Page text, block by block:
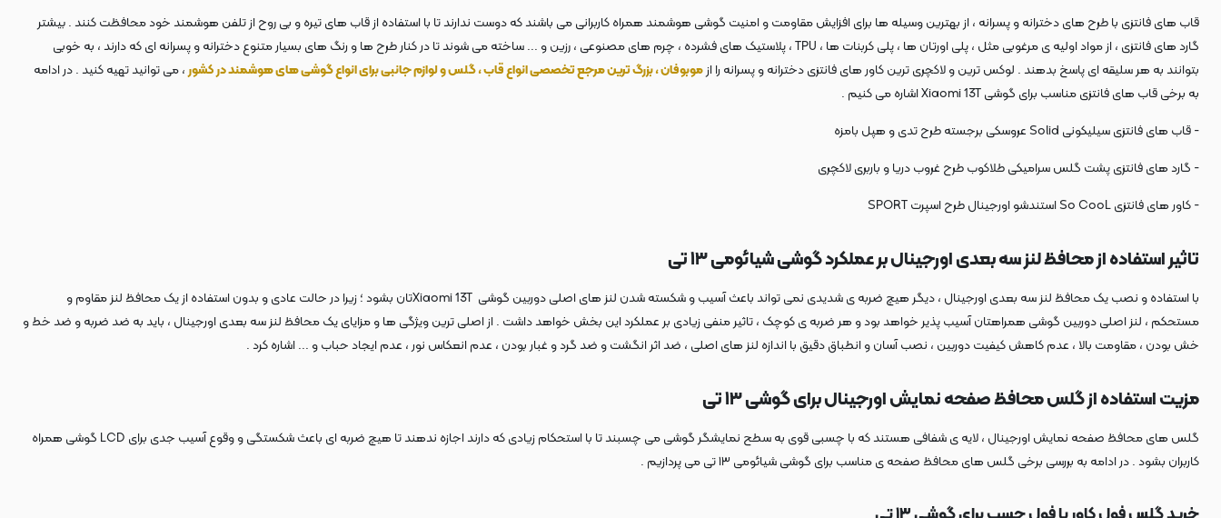
قاب های فانتزی با طرح های دخترانه و پسرانه ، از بهترین وسیله ها برای افزایش مقاومت و امنیت گوشی هوشمند همراه کاربرانی می باشند که دوست ندارند تا با استفاده از قاب های تیره و بی روح از تلفن هوشمند خود محافظت کنند . بیشتر
گارد های فانتزی ، از مواد اولیه ی مرغوبی مثل ، پلی اورتان ها ، پلی کربنات ها ، TPU ، پلاستیک های فشرده ، چرم های مصنوعی ، رزین و ... ساخته می شوند تا در کنار طرح ها و رنگ های بسیار متنوع دخترانه و پسرانه ای که دارند ، به خوبی
بتوانند به هر سلیقه ای پاسخ بدهند . لوکس ترین و لاکچری ترین کاور های فانتزی دخترانه و پسرانه را ازموبوفان ، بزرگ ترین مرجع تخصصی انواع قاب ، گلس و لوازم جانبی برای انواع گوشی های هوشمند در کشور، می توانید تهیه کنید . در ادامه
به برخی قاب های فانتزی مناسب برای گوشی Xiaomi 13T اشاره می کنیم .
- قاب های فانتزی سیلیکونی Solid عروسکی برجسته طرح تدی و هپل بامزه
- گارد های فانتزی پشت گلس سرامیکی طلاکوب طرح غروب دریا و باربری لاکچری
- کاور های فانتزی So CooL استندشو اورجینال طرح اسپرت SPORT
تاثیر استفاده از محافظ لنز سه بعدی اورجینال بر عملکرد گوشی شیائومی ۱۳ تی
با استفاده و نصب یک محافظ لنز سه بعدی اورجینال ، دیگر هیچ ضربه ی شدیدی نمی تواند باعث آسیب و شکسته شدن لنز های اصلی دوربین گوشی Xiaomi 13Tتان بشود ؛ زیرا در حالت عادی و بدون استفاده از یک محافظ لنز مقاوم و
مستحکم ، لنز اصلی دوربین گوشی همراهتان آسیب پذیر خواهد بود و هر ضربه ی کوچک ، تاثیر منفی زیادی بر عملکرد این بخش خواهد داشت . از اصلی ترین ویژگی ها و مزایای یک محافظ لنز سه بعدی اورجینال ، باید به ضد ضربه و ضد خط و
خش بودن ، مقاومت بالا ، عدم کاهش کیفیت دوربین ، نصب آسان و انطباق دقیق با اندازه لنز های اصلی ، ضد اثر انگشت و ضد گرد و غبار بودن ، عدم انعکاس نور ، عدم ایجاد حباب و ... اشاره کرد .
مزیت استفاده از گلس محافظ صفحه نمایش اورجینال برای گوشی ۱۳ تی
گلس های محافظ صفحه نمایش اورجینال ، لایه ی شفافی هستند که با چسبی قوی به سطح نمایشگر گوشی می چسبند تا با استحکام زیادی که دارند اجازه ندهند تا هیچ ضربه ای باعث شکستگی و وقوع آسیب جدی برای LCD گوشی همراه
کاربران بشود . در ادامه به بررسی برخی گلس های محافظ صفحه ی مناسب برای گوشی شیائومی ۱۳ تی می پردازیم .